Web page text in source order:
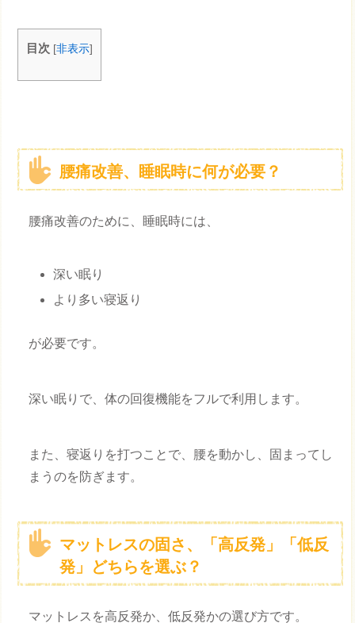
目次 [非表示]
腰痛改善、睡眠時に何が必要？
腰痛改善のために、睡眠時には、
深い眠り
より多い寝返り
が必要です。
深い眠りで、体の回復機能をフルで利用します。
また、寝返りを打つことで、腰を動かし、固まってし
まうのを防ぎます。
マットレスの固さ、「高反発」「低反
発」どちらを選ぶ？
マットレスを高反発か、低反発かの選び方です。